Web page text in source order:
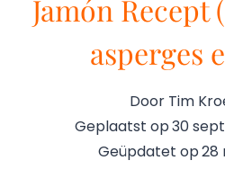
Jamón Recept
asperges
Door Tim
Geplaatst op30
Geüpdatet op28